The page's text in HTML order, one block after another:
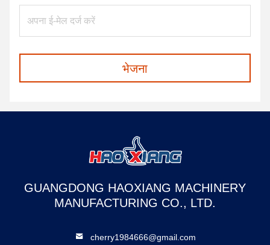
भेजना
GUANGDONG HAOXIANG MACHINERY
MANUFACTURING CO., LTD.
cherry1984666@gmail.com